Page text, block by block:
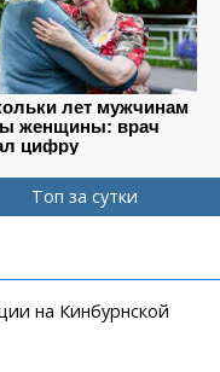
Топ за сутки
на Кинбурнской